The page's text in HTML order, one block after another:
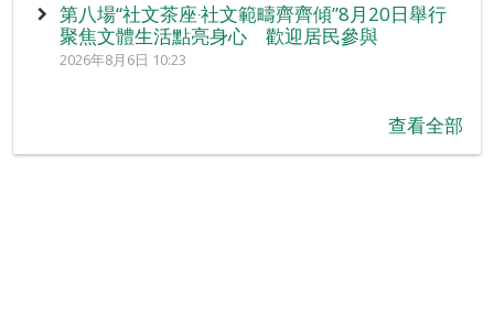
第八場“社文茶座‧社文範疇齊齊傾”8月20日舉行
聚焦文體生活點亮身心 歡迎居民參與
2026年8月6日 10:23
查看全部